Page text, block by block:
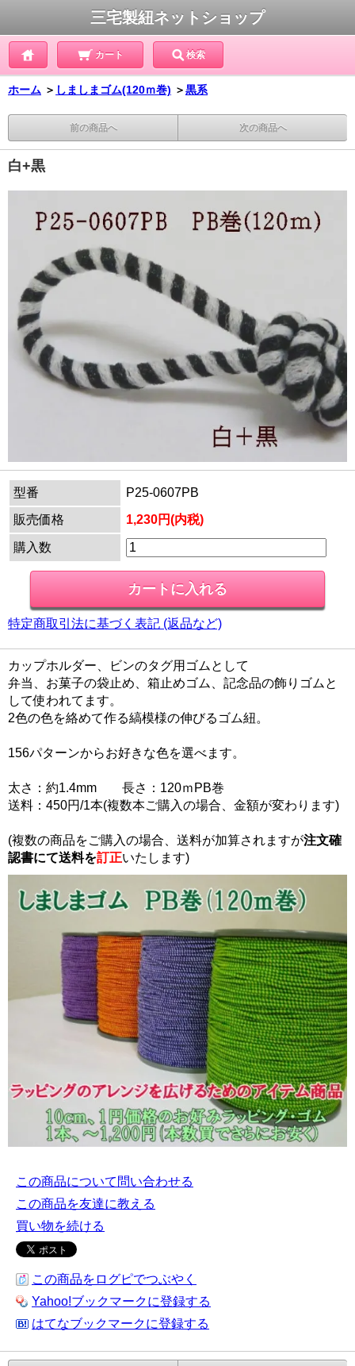
三宅製紐ネットショップ
カート 検索
ホーム ＞ しましまゴム(120ｍ巻) ＞黒系
前の商品へ 次の商品へ
白+黒
型番
P25-0607PB
販売価格
1,230円(内税)
購入数
特定商取引法に基づく表記 (返品など)
カップホルダー、ビンのタグ用ゴムとして
弁当、お菓子の袋止め、箱止めゴム、記念品の飾りゴムと
して使われてます。
2色の色を絡めて作る縞模様の伸びるゴム紐。
156パターンからお好きな色を選べます。
太さ：約1.4mm 長さ：120ｍPB巻
送料：450円/1本(複数本ご購入の場合、金額が変わります)
(複数の商品をご購入の場合、送料が加算されますが注文確
認書にて送料を訂正いたします)
この商品について問い合わせる
この商品を友達に教える
買い物を続ける
この商品をログピでつぶやく
Yahoo!ブックマークに登録する
はてなブックマークに登録する